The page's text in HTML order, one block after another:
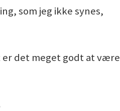
som jeg ikke synes,
er det meget godt at være